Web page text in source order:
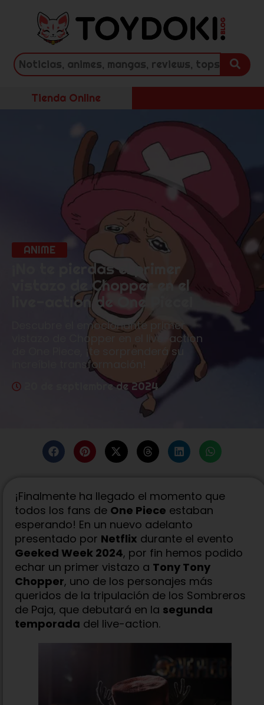
Tienda Online
ANIME
¡No te pierdas el primer
vistazo de Chopper en el
live-action de One Piece!
Descubre el emocionante primer
vistazo de Chopper en el live-action
de One Piece, ¡te sorprenderá su
increíble transformación!
20 de septiembre de 2024
¡Finalmente ha llegado el momento que
todos los fans de One Piece estaban
esperando! En un nuevo adelanto
presentado por Netflix durante el evento
Geeked Week 2024, por fin hemos podido
echar un primer vistazo a Tony Tony
Chopper, uno de los personajes más
queridos de la tripulación de los Sombreros
de Paja, que debutará en la segunda
temporada del live-action.